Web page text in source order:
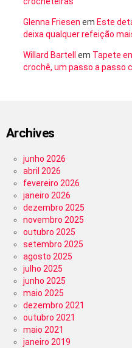
Glenna Friesen em Este
deixa qualquer refeição
Willard Bartell em Tapete
crochê, um passo a passo
Archives
junho 2026
abril 2026
fevereiro 2026
janeiro 2026
dezembro 2025
novembro 2025
outubro 2025
setembro 2025
agosto 2025
julho 2025
junho 2025
maio 2025
dezembro 2021
outubro 2021
maio 2021
janeiro 2019